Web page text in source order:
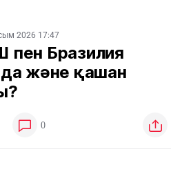
2026 17:47
Бразилия
және қашан
0